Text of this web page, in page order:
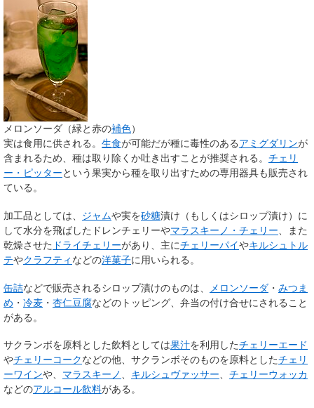
メロンソーダ（緑と赤の補色）
実は食用に供される。 生食が可能だが種に毒性のあるアミグダリンが
含まれるため、種は取り除くか吐き出すことが推奨される。 チェリ
ー・ピッターという果実から種を取り出すための専用器具も販売され
ている。
加工品としては、 ジャムや実を砂糖漬け（もしくはシロップ漬け）に
して水分を飛ばした ドレンチェリーやマラスキーノ・チェリー 、また
乾燥させた ドライチェリーがあり、主にチェリーパイやキルシュトル
テやクラフティ などの洋菓子に用いられる。
缶詰などで販売されるシロップ漬けのものは、 メロンソーダ ・ みつま
め ・ 冷麦 ・ 杏仁豆腐などのトッピング、弁当の付け合せにされること
がある。
サクランボを原料とした飲料としては果汁を利用したチェリーエード
やチェリーコークなどの他、サクランボそのものを原料としたチェリ
ーワインや、 マラスキーノ 、 キルシュヴァッサー、 チェリーウォッカ
などのアルコール飲料がある。